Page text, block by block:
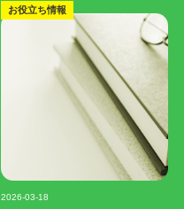
お役立ち情報
2026-03-18